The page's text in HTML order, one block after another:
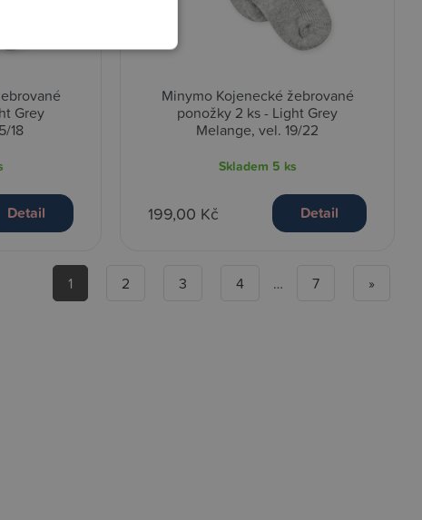
Grey
18
Detail
Minymo Kojenecké žebrované
ponožky 2 ks - Light Grey
Melange, vel. 19/22
Skladem 5 ks
199,00 Kč Detail
1 2 3 4 … 7 »